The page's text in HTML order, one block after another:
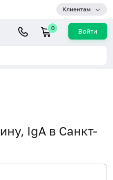
Клиентам
0 Войти
IgA в Санкт-